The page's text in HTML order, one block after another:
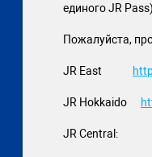
единого JR
Пожалуйста,
JR East
JR Hokkaido
JR Central: